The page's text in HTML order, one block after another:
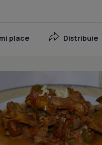
place Distribuie
cu legume aromate